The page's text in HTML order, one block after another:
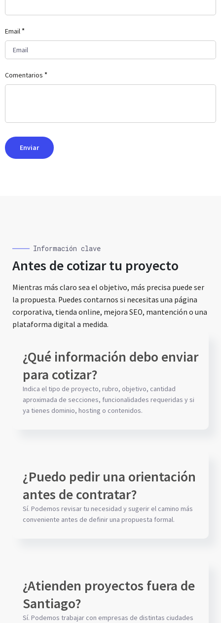
Email*
Comentarios *
Información clave
Antes de cotizar tu proyecto
Mientras más claro sea el objetivo, más precisa puede ser
la propuesta. Puedes contarnos si necesitas una página
corporativa, tienda online, mejora SEO, mantención o una
plataforma digital a medida.
¿Qué información debo enviar
para cotizar?
Indica el tipo de proyecto, rubro, objetivo, cantidad
aproximada de secciones, funcionalidades requeridas y si
ya tienes dominio, hosting o contenidos.
¿Puedo pedir una orientación
antes de contratar?
Sí. Podemos revisar tu necesidad y sugerir el camino más
conveniente antes de definir una propuesta formal.
¿Atienden proyectos fuera de
Santiago?
Sí. Podemos trabajar con empresas de distintas ciudades